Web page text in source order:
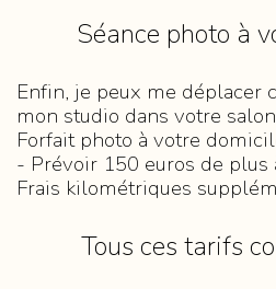
Séance photo à
Enfin, je peux me déplacer
mon studio dans votre
Forfait photo à votre
- Prévoir 150 euros de plus
Frais kilométriques
Tous ces tarifs